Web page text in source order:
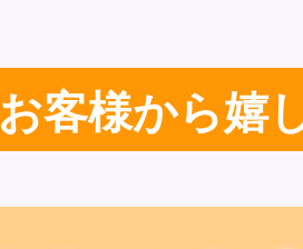
お客様から嬉